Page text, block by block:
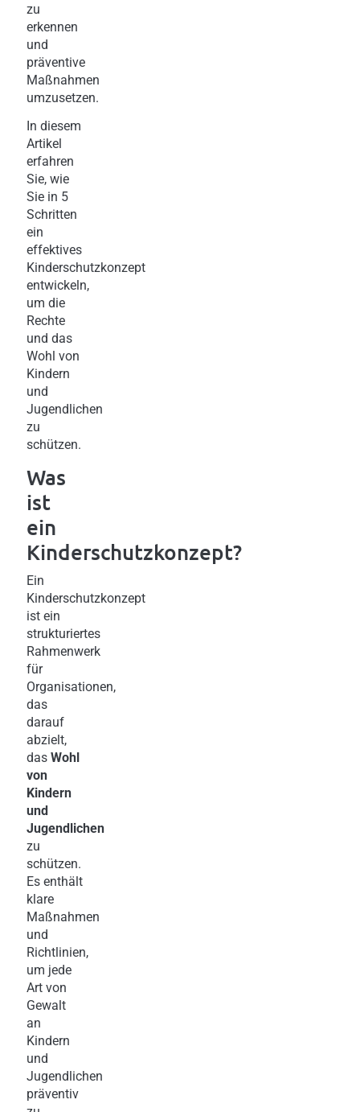
zu
erkennen
und
präventive
Maßnahmen
umzusetzen.
In diesem
Artikel
erfahren
Sie, wie
Sie in 5
Schritten
ein
effektives
Kinderschutzkonzept
entwickeln,
um die
Rechte
und das
Wohl von
Kindern
und
Jugendlichen
zu
schützen.
Was
ist
ein
Kinderschutzkonzept?
Ein
Kinderschutzkonzept
ist ein
strukturiertes
Rahmenwerk
für
Organisationen,
das
darauf
abzielt,
das Wohl
von
Kindern
und
Jugendlichen
zu
schützen.
Es enthält
klare
Maßnahmen
und
Richtlinien,
um jede
Art von
Gewalt
an
Kindern
und
Jugendlichen
präventiv